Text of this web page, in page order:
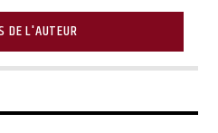
DE L'AUTEUR